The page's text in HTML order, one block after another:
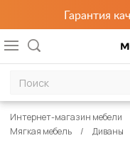
Гарантия
Интернет-магазин мебели
Мягкая мебель
Диваны